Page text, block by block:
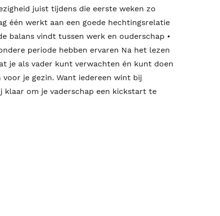
juist tijdens die eerste weken zo
één werkt aan een goede hechtingsrelatie
balans vindt tussen werk en ouderschap •
periode hebben ervaren Na het lezen
je als vader kunt verwachten én kunt doen
je gezin. Want iedereen wint bij
klaar om je vaderschap een kickstart te